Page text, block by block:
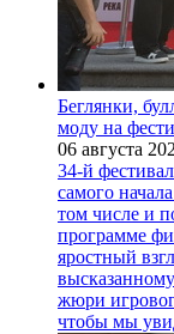
Беглянки,
моду на
06 августа
34-й
самого
том числе и
программе
яростный
жюри
чтобы мы